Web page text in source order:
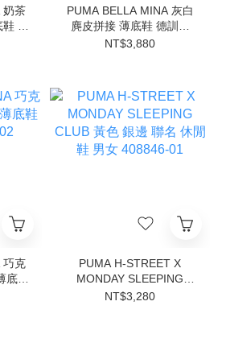
奶茶
德
PUMA BELLA MINA 灰白
麂皮拼接 薄底鞋 德訓鞋
407667-05
NT$3,880
巧克
底鞋
PUMA H-STREET X
MONDAY SLEEPING
CLUB 黃色 銀邊 聯名 休閒
NT$3,280